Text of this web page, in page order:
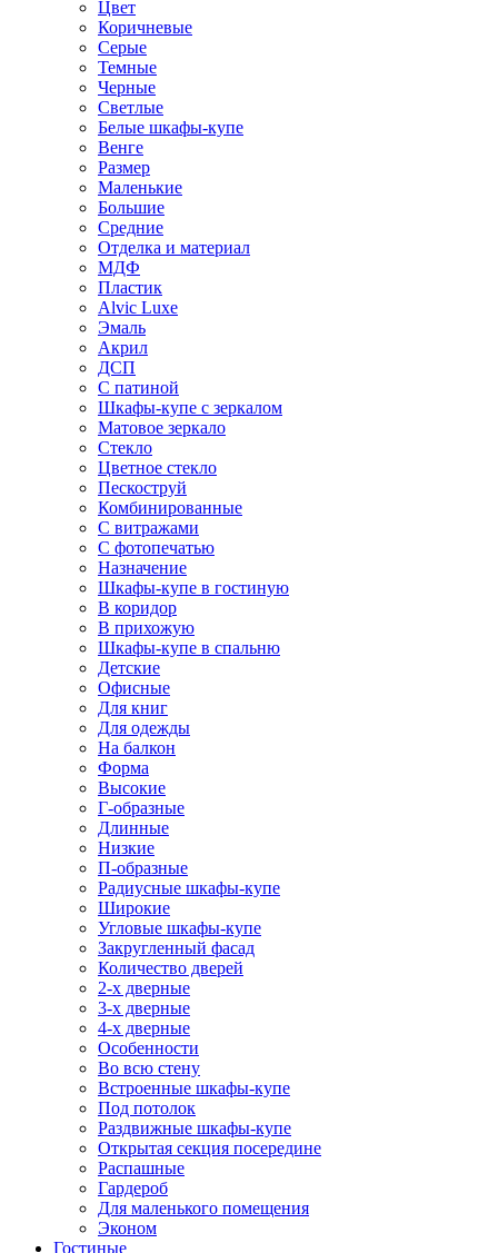
Цвет
Коричневые
Серые
Темные
Черные
Светлые
Белые шкафы-купе
Венге
Размер
Маленькие
Большие
Средние
Отделка и материал
МДФ
Пластик
Alvic Luxe
Эмаль
Акрил
ДСП
С патиной
Шкафы-купе с зеркалом
Матовое зеркало
Стекло
Цветное стекло
Пескоструй
Комбинированные
С витражами
С фотопечатью
Назначение
Шкафы-купе в гостиную
В коридор
В прихожую
Шкафы-купе в спальню
Детские
Офисные
Для книг
Для одежды
На балкон
Форма
Высокие
Г-образные
Длинные
Низкие
П-образные
Радиусные шкафы-купе
Широкие
Угловые шкафы-купе
Закругленный фасад
Количество дверей
2-х дверные
3-х дверные
4-х дверные
Особенности
Во всю стену
Встроенные шкафы-купе
Под потолок
Раздвижные шкафы-купе
Открытая секция посередине
Распашные
Гардероб
Для маленького помещения
Эконом
Гостиные